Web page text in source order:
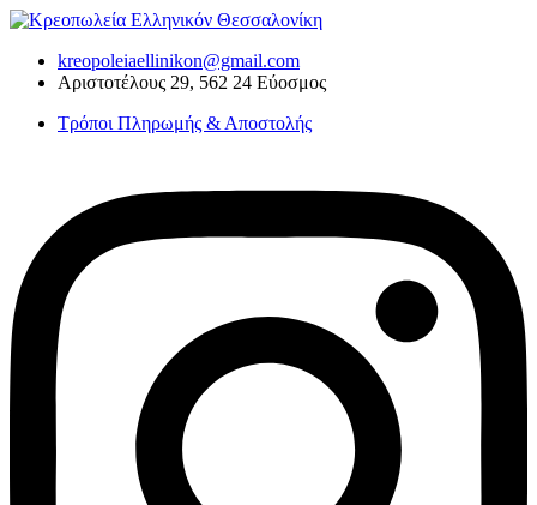
Skip
contentkreopoleiaellinikon@gmail.com
Αριστοτέλους 29, 562 24 Εύοσμος
Τρόποι Πληρωμής & Αποστολής